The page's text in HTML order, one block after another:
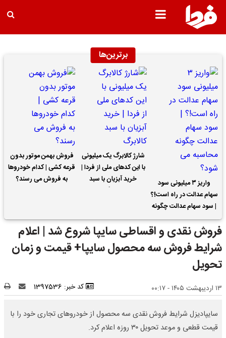
برترین‌ها
واریز ۳ میلیونی سود
سهام عدالت در راه است!؟
| سود سهام عدالت چگونه
محاسبه می شود؟
شارژ کالابرگ یک میلیونی
با این کدهای ملی از فردا |
خرید آبزیان با سبد
فروش بهمن موتور بدون
قرعه کشی | کدام خودروها
به فروش می رسند؟
فروش نقدی و اقساطی سایپا شروع شد | اعلام
شرایط فروش سه محصول سایپا+ قیمت و زمان
تحویل
۱۳ اردیبهشت ۱۴۰۵ - ۰۰:۱۷ کد خبر: 1397536
سایپادیزل شرایط فروش نقدی سه محصول از خودروهای تجاری خود را با
قیمت قطعی و موعد تحویل ۳۰ روزه اعلام کرد.